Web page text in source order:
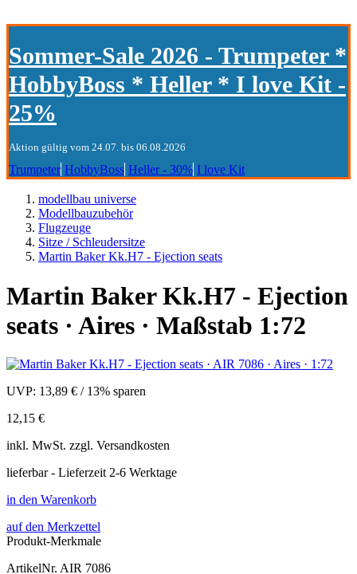
Sommer-Sale 2026 - Trumpeter *
HobbyBoss * Heller * I love Kit -
25%
Aktion gültig vom 24.07. bis 06.08.2026
Trumpeter HobbyBoss Heller - 30% I love Kit
modellbau universe
Modellbauzubehör
Flugzeuge
Sitze / Schleudersitze
Martin Baker Kk.H7 - Ejection seats
Martin Baker Kk.H7 - Ejection
seats · Aires · Maßstab 1:72
UVP: 13,89 € / 13% sparen
12,15 €
inkl. MwSt. zzgl. Versandkosten
lieferbar - Lieferzeit 2-6 Werktage
in den Warenkorb
auf den Merkzettel
Produkt-Merkmale
ArtikelNr. AIR 7086